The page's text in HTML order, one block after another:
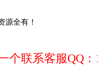
源全有！
联系客服QQ：